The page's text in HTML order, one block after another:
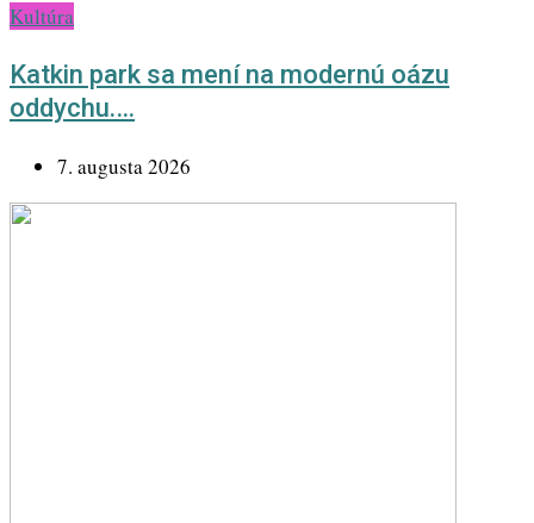
Kultúra
Katkin park sa mení na modernú oázu
oddychu.…
7. augusta 2026